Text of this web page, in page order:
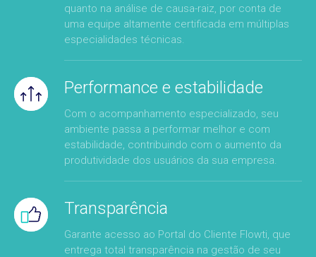
quanto na análise de causa-raiz, por conta de
uma equipe altamente certificada em múltiplas
especialidades técnicas.
Performance e estabilidade
Com o acompanhamento especializado, seu
ambiente passa a performar melhor e com
estabilidade, contribuindo com o aumento da
produtividade dos usuários da sua empresa.
Transparência
Garante acesso ao Portal do Cliente Flowti, que
entrega total transparência na gestão de seu